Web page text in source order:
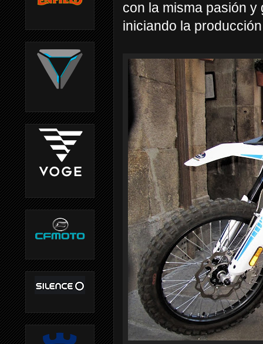
con la misma pasión
iniciando la